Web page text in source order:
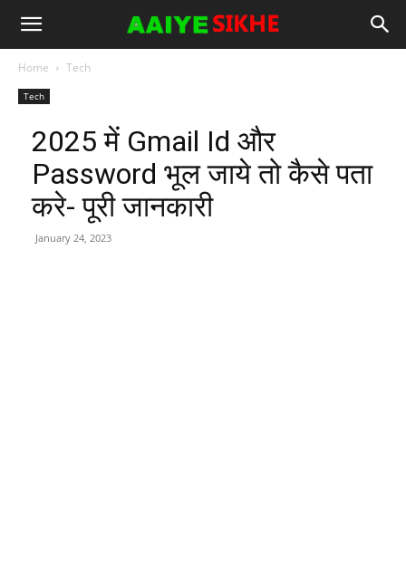
Home Tech
Tech
2025 में Gmail Id और
Password भूल जाये तो कैसे पता
करे- पूरी जानकारी
January 24, 2023